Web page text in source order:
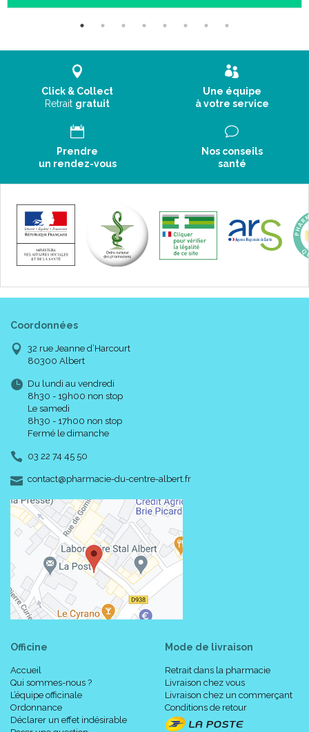
Click & Collect
Retrait gratuit
Une équipe
à votre service
Prendre
un rendez-vous
Nos conseils
santé
Coordonnées
32 rue Jeanne d’Harcourt
80300 Albert
Du lundi au vendredi
8h30 - 19h00 non stop
Le samedi
8h30 - 17h00 non stop
Fermé le dimanche
03 22 74 45 50
contact-
@-
pharmacie-du-centre-albert.fr
Officine
Accueil
Qui sommes-nous ?
L’équipe officinale
Ordonnance
Déclarer un effet indésirable
Mode de livraison
Retrait dans la pharmacie
Livraison chez vous
Livraison chez un commerçant
Conditions de retour